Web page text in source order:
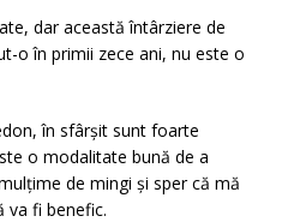
dar această întârziere de
o în primii zece ani, nu este o
în sfârșit sunt foarte
o modalitate bună de a
de mingi și sper că mă
va fi benefic.